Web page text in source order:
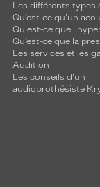
Les différents types
Qu’est-ce qu'un
Qu'est-ce que
Qu’est-ce que la
Les services et les
Audition
Les conseils d'un
audioprothésiste